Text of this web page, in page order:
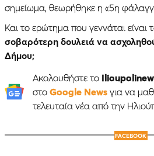
σημείωμα, θεωρήθηκε η «5η
Και το ερώτημα που γεννάται είναι
σοβαρότερη δουλειά να
Δήμου;
Ακολουθήστε το
στο Google Newsγια να
τελευταία νέα από την
FACEBOOK